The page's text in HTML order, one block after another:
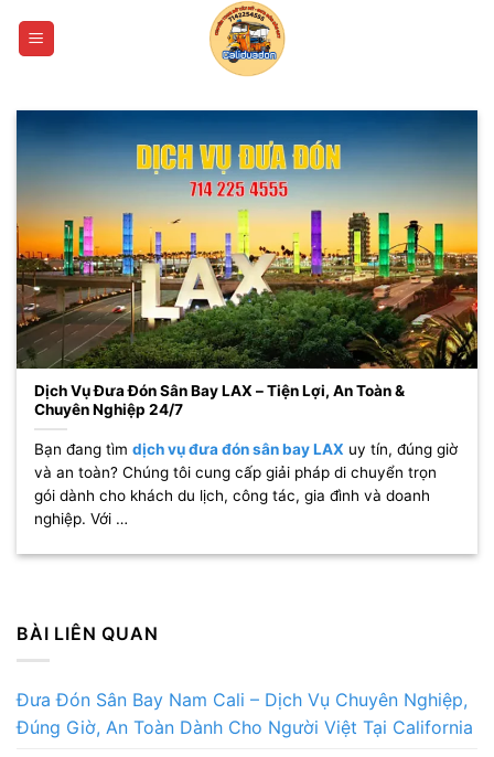
qua
Dịch Vụ Đưa Đón Sân Bay LAX – Tiện Lợi, An Toàn &
Chuyên Nghiệp 24/7
Bạn đang tìmdịch vụ đưa đón sân bay LAX uy tín, đúng giờ
và an toàn? Chúng tôi cung cấp giải pháp di chuyển trọn
gói dành cho khách du lịch, công tác, gia đình và doanh
nghiệp. Với …
BÀI LIÊN QUAN
Đưa Đón Sân Bay Nam Cali – Dịch Vụ Chuyên Nghiệp,
Đúng Giờ, An Toàn Dành Cho Người Việt Tại California